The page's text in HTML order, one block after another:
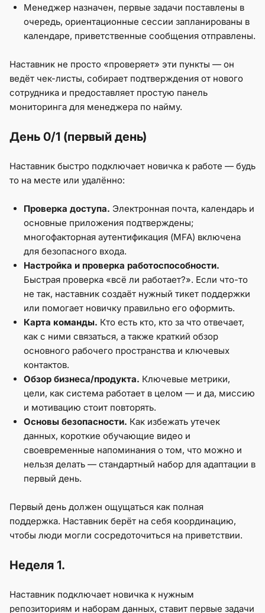
Менеджер назначен, первые задачи поставлены в
очередь, ориентационные сессии запланированы в
календаре, приветственные сообщения отправлены.
Наставник не просто «проверяет» эти пункты — он
ведёт чек-листы, собирает подтверждения от нового
сотрудника и предоставляет простую панель
мониторинга для менеджера по найму.
День 0/1 (первый день)
Наставник быстро подключает новичка к работе — будь
то на месте или удалённо:
Проверка доступа. Электронная почта, календарь и
основные приложения подтверждены;
многофакторная аутентификация (MFA) включена
для безопасного входа.
Настройка и проверка работоспособности.
Быстрая проверка «всё ли работает?». Если что-то
не так, наставник создаёт нужный тикет поддержки
или помогает новичку правильно его оформить.
Карта команды. Кто есть кто, кто за что отвечает,
как с ними связаться, а также краткий обзор
основного рабочего пространства и ключевых
контактов.
Обзор бизнеса/продукта. Ключевые метрики,
цели, как система работает в целом — и да, миссию
и мотивацию стоит повторять.
Основы безопасности. Как избежать утечек
данных, короткие обучающие видео и
своевременные напоминания о том, что можно и
нельзя делать — стандартный набор для адаптации в
первый день.
Первый день должен ощущаться как полная
поддержка. Наставник берёт на себя координацию,
чтобы люди могли сосредоточиться на приветствии.
Неделя 1.
Наставник подключает новичка к нужным
репозиториям и наборам данных, ставит первые задачи